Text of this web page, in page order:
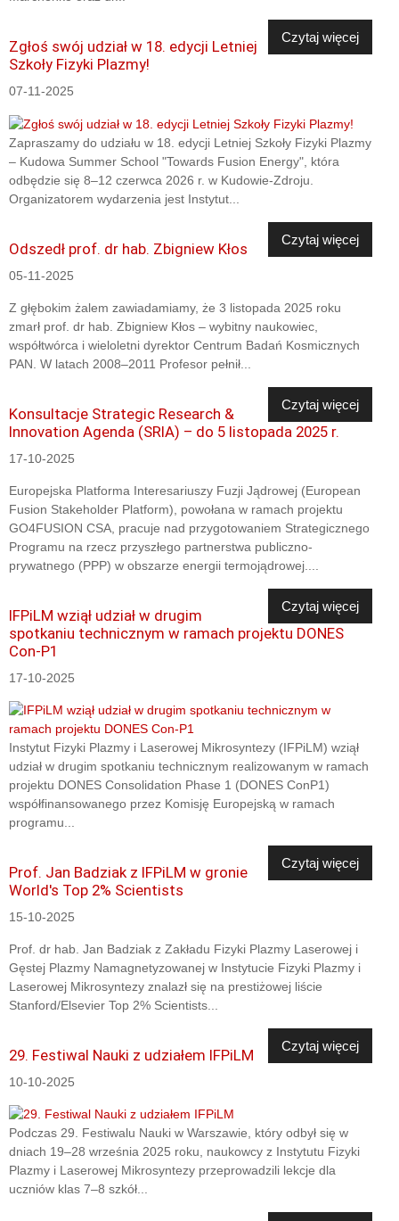
Czytaj więcej
Zgłoś swój udział w 18. edycji Letniej
Szkoły Fizyki Plazmy!
07-11-2025
Zapraszamy do udziału w 18. edycji Letniej Szkoły Fizyki Plazmy
– Kudowa Summer School "Towards Fusion Energy", która
odbędzie się 8–12 czerwca 2026 r. w Kudowie-Zdroju.
Organizatorem wydarzenia jest Instytut...
Czytaj więcej
Odszedł prof. dr hab. Zbigniew Kłos
05-11-2025
Z głębokim żalem zawiadamiamy, że 3 listopada 2025 roku
zmarł prof. dr hab. Zbigniew Kłos – wybitny naukowiec,
współtwórca i wieloletni dyrektor Centrum Badań Kosmicznych
PAN. W latach 2008–2011 Profesor pełnił...
Czytaj więcej
Konsultacje Strategic Research &
Innovation Agenda (SRIA) – do 5 listopada 2025 r.
17-10-2025
Europejska Platforma Interesariuszy Fuzji Jądrowej (European
Fusion Stakeholder Platform), powołana w ramach projektu
GO4FUSION CSA, pracuje nad przygotowaniem Strategicznego
Programu na rzecz przyszłego partnerstwa publiczno-
prywatnego (PPP) w obszarze energii termojądrowej....
Czytaj więcej
IFPiLM wziął udział w drugim
spotkaniu technicznym w ramach projektu DONES
Con-P1
17-10-2025
Instytut Fizyki Plazmy i Laserowej Mikrosyntezy (IFPiLM) wziął
udział w drugim spotkaniu technicznym realizowanym w ramach
projektu DONES Consolidation Phase 1 (DONES ConP1)
współfinansowanego przez Komisję Europejską w ramach
programu...
Czytaj więcej
Prof. Jan Badziak z IFPiLM w gronie
World's Top 2% Scientists
15-10-2025
Prof. dr hab. Jan Badziak z Zakładu Fizyki Plazmy Laserowej i
Gęstej Plazmy Namagnetyzowanej w Instytucie Fizyki Plazmy i
Laserowej Mikrosyntezy znalazł się na prestiżowej liście
Stanford/Elsevier Top 2% Scientists...
Czytaj więcej
29. Festiwal Nauki z udziałem IFPiLM
10-10-2025
Podczas 29. Festiwalu Nauki w Warszawie, który odbył się w
dniach 19–28 września 2025 roku, naukowcy z Instytutu Fizyki
Plazmy i Laserowej Mikrosyntezy przeprowadzili lekcje dla
uczniów klas 7–8 szkół...